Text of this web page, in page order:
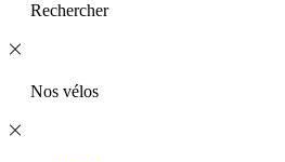
Rechercher
Nos vélos